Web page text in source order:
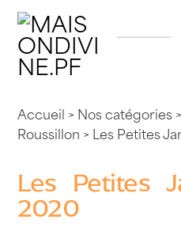
Skip
content
Accueil > Nos catégories>
Roussillon > Les Petites
Les Petites
2020